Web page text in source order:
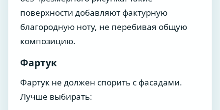
поверхности добавляют фактурную
благородную ноту, не перебивая общую
композицию.
Фартук
Фартук не должен спорить с фасадами.
Лучше выбирать: